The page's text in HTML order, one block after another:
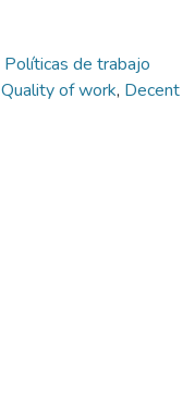
Políticas de trabajo
Quality of work, Decent